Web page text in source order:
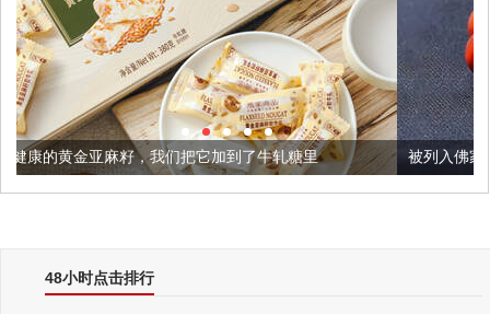
们把它加到了牛轧糖里 被列入佛家七宝的它到底有多美
48小时点击排行